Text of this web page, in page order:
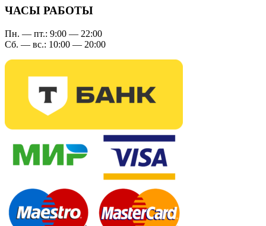
ЧАСЫ РАБОТЫ
Пн. — пт.: 9:00 — 22:00
Сб. — вс.: 10:00 — 20:00